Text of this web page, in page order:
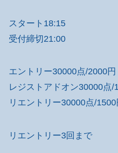
スタート18:15
受付締切21:00
エントリー30000点/2000円
レジストアドオン30000点/
リエントリー30000点/1500
リエントリー3回まで